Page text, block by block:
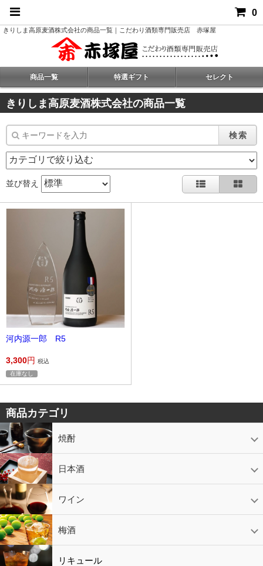
0
きりしま高原麦酒株式会社の商品一覧｜こだわり酒類専門販売店 赤塚屋
商品一覧 特選ギフト セレクト
きりしま高原麦酒株式会社の商品一覧
検索
並び替え
河内源一郎 R5
3,300円 税込
在庫なし
商品カテゴリ
焼酎
芋焼酎
かめ壷入り焼酎
黒糖焼酎
米焼酎
麦焼酎
そば焼酎
泡盛
とうもろこし焼酎
ギフトコーナー
セットコーナー
益々繁盛
鹿児島限定 日本酒
日本酒
スパークリング
ギフト ワイン
赤ワイン
白ワイン
ロゼワイン
スパークリング
シャンパン 梅酒
梅酒
シャンパン
リキュール リキュール